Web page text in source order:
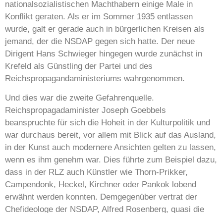
nationalsozialistischen Machthabern einige Male in
Konflikt geraten. Als er im Sommer 1935 entlassen
wurde, galt er gerade auch in bürgerlichen Kreisen als
jemand, der die NSDAP gegen sich hatte. Der neue
Dirigent Hans Schwieger hingegen wurde zunächst in
Krefeld als Günstling der Partei und des
Reichspropagandaministeriums wahrgenommen.
Und dies war die zweite Gefahrenquelle.
Reichspropagadaminister Joseph Goebbels
beanspruchte für sich die Hoheit in der Kulturpolitik und
war durchaus bereit, vor allem mit Blick auf das Ausland,
in der Kunst auch modernere Ansichten gelten zu lassen,
wenn es ihm genehm war. Dies führte zum Beispiel dazu,
dass in der RLZ auch Künstler wie Thorn-Prikker,
Campendonk, Heckel, Kirchner oder Pankok lobend
erwähnt werden konnten. Demgegenüber vertrat der
Chefideologe der NSDAP, Alfred Rosenberg, quasi die